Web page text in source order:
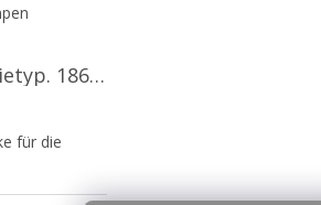
Solight Ersatzbatterietyp. 18650, 3,7 V, Li-Ion, 2200 mAh [WN900]
5 von 5 Sternen.
für die